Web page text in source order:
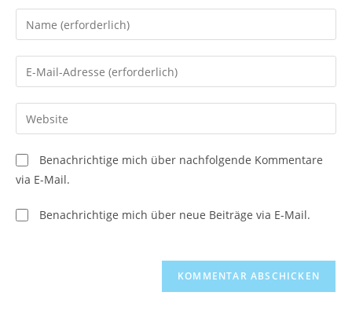
Gib
deinen
Namen
oder
zum
Kommentieren
ein
Gib
deine
E-
Mail-
zum
Kommentieren
Gib
deine
Website-
URL
(optional)
Benachrichtige mich über nachfolgende Kommentare
via E-Mail.
Benachrichtige mich über neue Beiträge via E-Mail.